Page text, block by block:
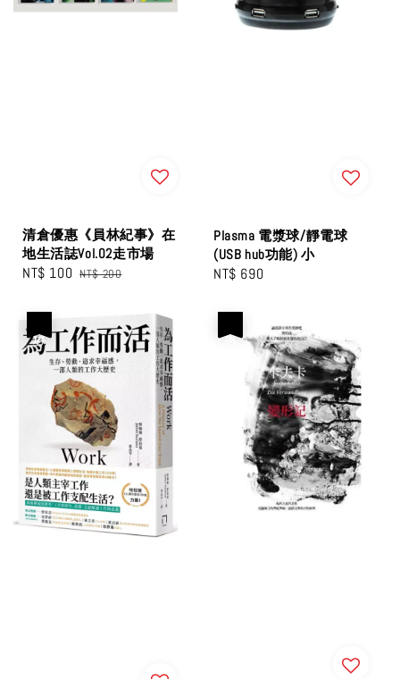
清倉優惠《員林紀事》在
地生活誌Vol.02走市場
Sale
NT$ 100 Regular
NT$ 200
Plasma 電漿球/靜電球
(USB hub功能) 小
Regular
NT$ 690